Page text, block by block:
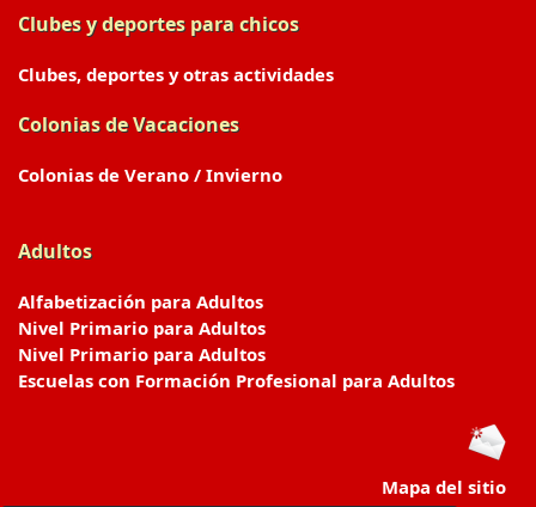
Clubes y deportes para chicos
Clubes, deportes y otras actividades
Colonias de Vacaciones
Colonias de Verano / Invierno
Adultos
Alfabetización para Adultos
Nivel Primario para Adultos
Nivel Primario para Adultos
Escuelas con Formación Profesional para Adultos
Mapa del sitio